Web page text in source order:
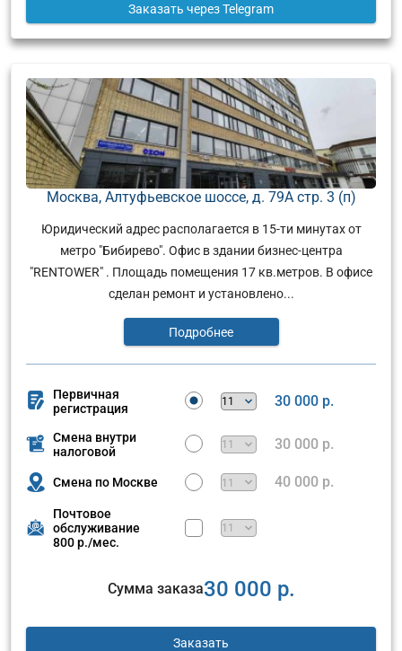
Заказать через Telegram
Москва, Алтуфьевское шоссе, д. 79А стр. 3 (п)
Юридический адрес располагается в 15-ти минутах от
метро "Бибирево". Офис в здании бизнес-центра
"RENTOWER" . Площадь помещения 17 кв.метров. В офисе
сделан ремонт и установлено...
Подробнее
Первичная
регистрация
30 000 р.
Смена внутри
налоговой
30 000 р.
Смена по Москве 40 000 р.
Почтовое
обслуживание
800 р./мес.
Сумма заказа30 000 р.
Заказать